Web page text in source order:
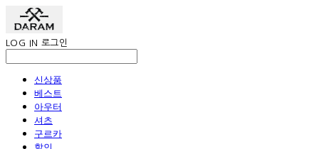
LOG IN 로그인
신상품
베스트
아우터
셔츠
구르카